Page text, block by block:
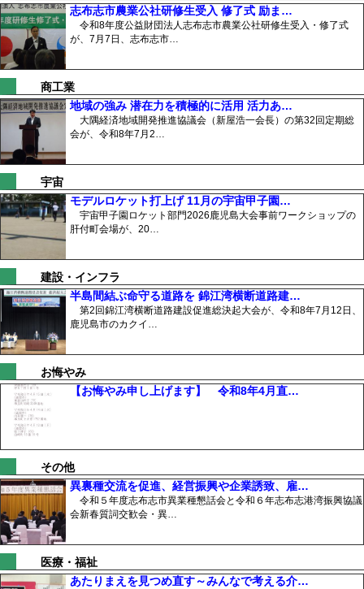
志布志市農業公社研修生受入 修了式 励ま…
令和8年度公益財団法人志布志市農業公社研修生受入・修了式
が、7月7日、志布志市…
商工業
地域の強み 潜在力を積極的に活用 活力あ…
大隅経済地域開発推進協議会（新屋浩一会長）の第32回定期総
会が、令和8年7月2…
宇宙
モデルロケット打上げ 11月の宇宙甲子園…
宇宙甲子園ロケット部門2026鹿児島大会事前ワークショップの
肝付町会場が、20…
建設・インフラ
半島間結ぶ命守る道路を 錦江湾横断道路建…
第2回錦江湾横断道路建設促進総決起大会が、令和8年7月12日、
鹿児島市のカクイ…
お悔やみ
【お悔やみ申し上げます】 令和8年4月直…
その他
異裏種交流を促進、経営振興や企業誘致、雇…
令和５年度志布志市異業種懇話会と令和６年志布志港湾振興協議
会新春質詞交歓会・異…
医療・福祉
あたりまえを見つめ直す～みんなで考える介…